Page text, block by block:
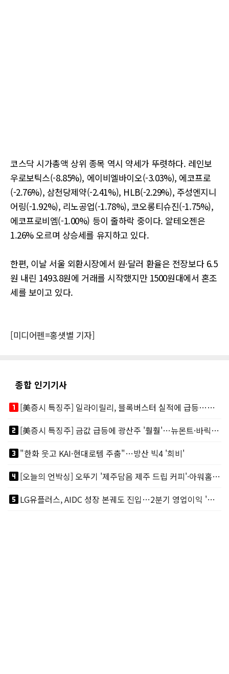
코스닥 시가총액 상위 종목 역시 약세가 뚜렷하다. 레인보
우로보틱스(-8.85%), 에이비엘바이오(-3.03%), 에코프로
(-2.76%), 삼천당제약(-2.41%), HLB(-2.29%), 주성엔지니
어링(-1.92%), 리노공업(-1.78%), 코오롱티슈진(-1.75%),
에코프로비엠(-1.00%) 등이 줄하락 중이다. 알테오젠은
1.26% 오르며 상승세를 유지하고 있다.
한편, 이날 서울 외환시장에서 원·달러 환율은 전장보다 6.5
원 내린 1493.8원에 거래를 시작했지만 1500원대에서 혼조
세를 보이고 있다.
[미디어펜=홍샛별 기자]
종합 인기기사
looks_one
[美증시 특징주] 일라이릴리, 블록버스터 실적에 급등…마운자로 매출 폭발
looks_two
[美증시 특징주] 금값 급등에 광산주 '훨훨'…뉴몬트·바릭마이닝 주도
looks_3"한화 웃고 KAI·현대로템 주춤"…방산 빅4 '희비'
looks_4
[오늘의 언박싱] 오뚜기 '제주담음 제주 드립 커피'·아워홈 ‘갓석박지’ 外
looks_5
LG유플러스, AIDC 성장 본궤도 진입…2분기 영업이익 '역대 최대'